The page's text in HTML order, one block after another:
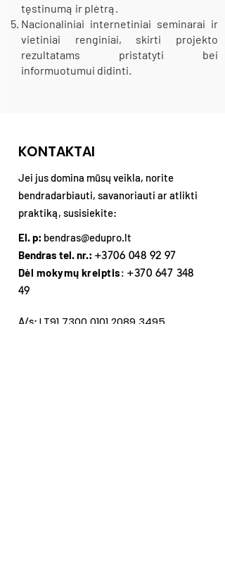
tęstinumą ir plėtrą.
Nacionaliniai internetiniai seminarai ir
vietiniai renginiai, skirti projekto
rezultatams pristatyti bei
informuotumui didinti.
KONTAKTAI
Jei jus domina mūsų veikla, norite
bendradarbiauti, savanoriauti ar atlikti
praktiką, susisiekite:
El. p: bendras@edupro.lt
Bendras tel. nr.: +3706 048 92 97
Dėl mokymų kreiptis: +370 647 348
49
A/s: LT91 7300 0101 2089 3495